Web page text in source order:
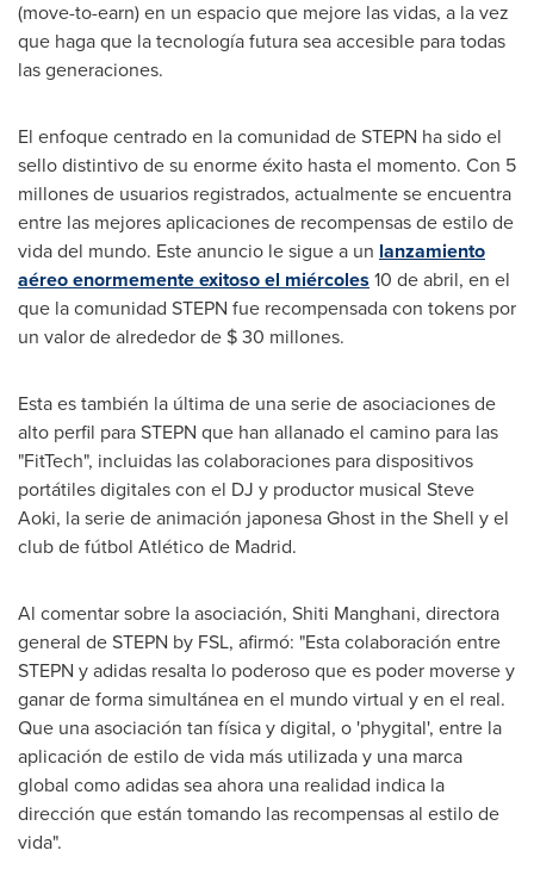
(move-to-earn) en un espacio que mejore las vidas, a la vez
que haga que la tecnología futura sea accesible para todas
las generaciones.
El enfoque centrado en la comunidad de STEPN ha sido el
sello distintivo de su enorme éxito hasta el momento. Con 5
millones de usuarios registrados, actualmente se encuentra
entre las mejores aplicaciones de recompensas de estilo de
vida del mundo. Este anuncio le sigue a un lanzamiento
aéreo enormemente exitoso el miércoles 10 de abril, en el
que la comunidad STEPN fue recompensada con tokens por
un valor de alrededor de $ 30 millones.
Esta es también la última de una serie de asociaciones de
alto perfil para STEPN que han allanado el camino para las
"FitTech", incluidas las colaboraciones para dispositivos
portátiles digitales con el DJ y productor musical Steve
Aoki, la serie de animación japonesa Ghost in the Shell y el
club de fútbol Atlético de Madrid.
Al comentar sobre la asociación, Shiti Manghani, directora
general de STEPN by FSL, afirmó: "Esta colaboración entre
STEPN y adidas resalta lo poderoso que es poder moverse y
ganar de forma simultánea en el mundo virtual y en el real.
Que una asociación tan física y digital, o 'phygital', entre la
aplicación de estilo de vida más utilizada y una marca
global como adidas sea ahora una realidad indica la
dirección que están tomando las recompensas al estilo de
vida".